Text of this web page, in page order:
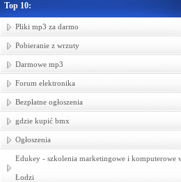
Top 10:
Pliki mp3 za darmo
Pobieranie z wrzuty
Darmowe mp3
Forum elektronika
Bezpłatne ogłoszenia
gdzie kupić bmx
Ogłoszenia
Edukey - szkolenia marketingowe i komputerowe
Łodzi